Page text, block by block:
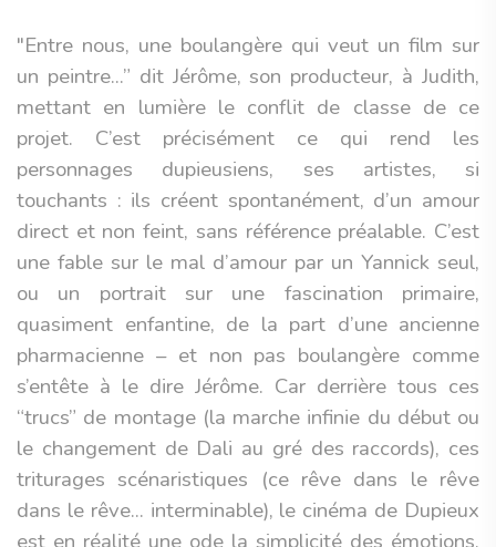
"Entre nous, une boulangère qui veut un film sur
un peintre...” dit Jérôme, son producteur, à Judith,
mettant en lumière le conflit de classe de ce
projet. C’est précisément ce qui rend les
personnages dupieusiens, ses artistes, si
touchants : ils créent spontanément, d’un amour
direct et non feint, sans référence préalable. C’est
une fable sur le mal d’amour par un Yannick seul,
ou un portrait sur une fascination primaire,
quasiment enfantine, de la part d’une ancienne
pharmacienne – et non pas boulangère comme
s’entête à le dire Jérôme. Car derrière tous ces
“trucs” de montage (la marche infinie du début ou
le changement de Dali au gré des raccords), ces
triturages scénaristiques (ce rêve dans le rêve
dans le rêve... interminable), le cinéma de Dupieux